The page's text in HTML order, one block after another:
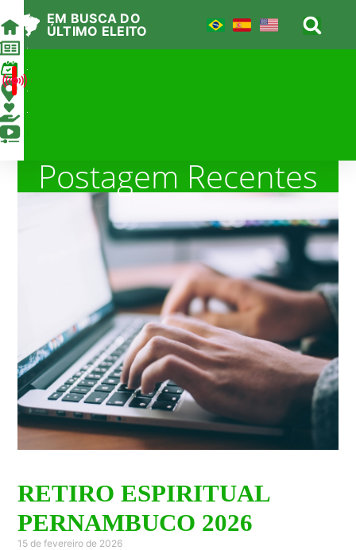
EM BUSCA DO
ÚLTIMO ELEITO
Postagem Recentes
RETIRO ESPIRITUAL
PERNAMBUCO 2026
15 de fevereiro de 2026